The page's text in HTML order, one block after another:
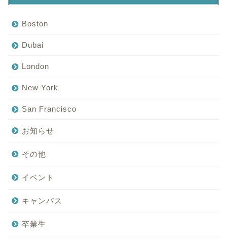
Boston
Dubai
London
New York
San Francisco
お知らせ
その他
イベント
キャンパス
卒業生